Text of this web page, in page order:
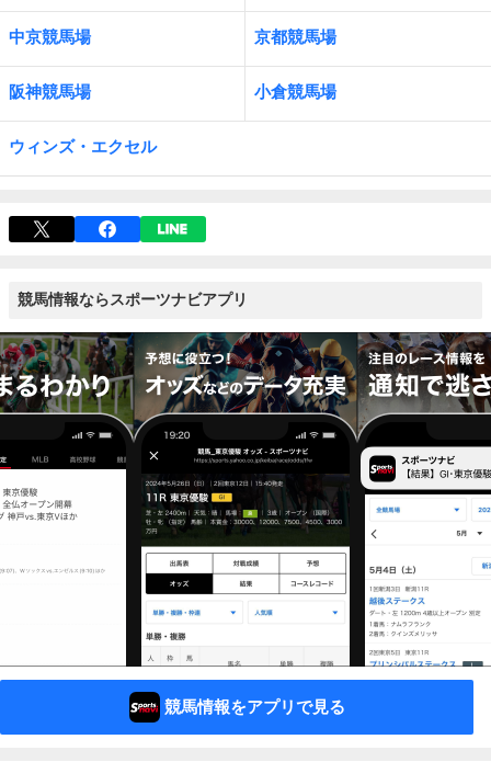
中京競馬場 京都競馬場
阪神競馬場 小倉競馬場
ウィンズ・エクセル
競馬情報ならスポーツナビアプリ
競馬情報をアプリで見る